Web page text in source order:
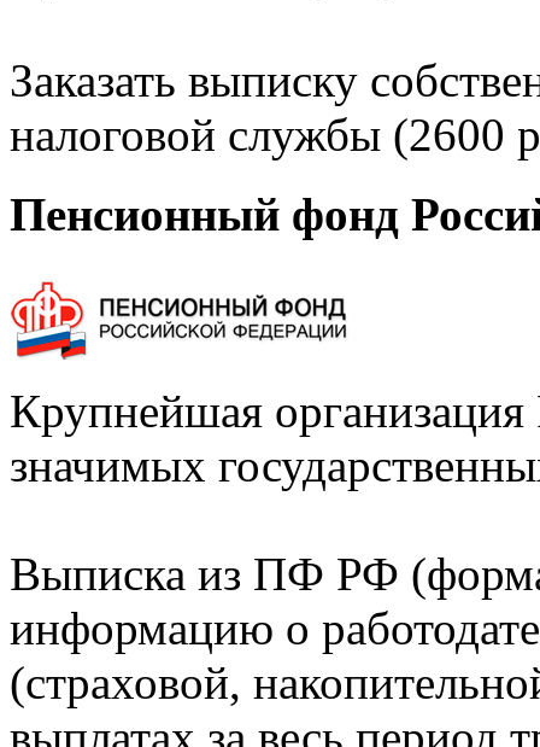
Заказать выписку
налоговой службы (2600
Пенсионный фонд
Крупнейшая
значимых
Выписка из ПФ РФ
информацию о
(страховой,
выплатах за весь период